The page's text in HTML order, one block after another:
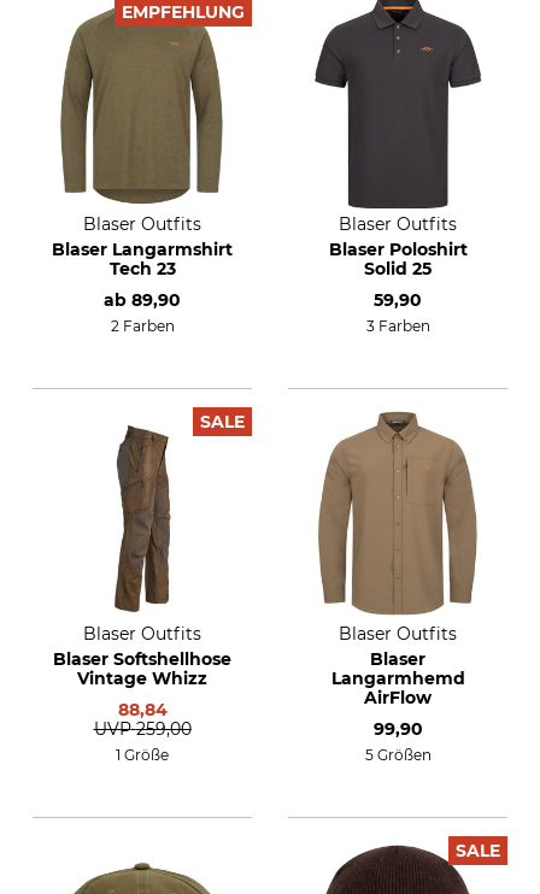
EMPFEHLUNG
Blaser Outfits
Blaser Langarmshirt
Tech 23
ab 89,90
2 Farben
Blaser Outfits
Blaser Poloshirt
Solid 25
59,90
3 Farben
SALE
Blaser Outfits
Blaser Softshellhose
Vintage Whizz
88,84
UVP 259,00
1 Größe
Blaser Outfits
Blaser
Langarmhemd
AirFlow
99,90
5 Größen
SALE